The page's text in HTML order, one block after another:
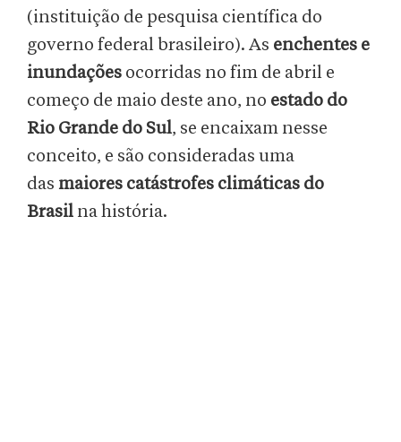
(instituição de pesquisa científica do
governo federal brasileiro). As enchentes e
inundações ocorridas no fim de abril e
começo de maio deste ano, no estado do
Rio Grande do Sul, se encaixam nesse
conceito, e são consideradas uma
das maiores catástrofes climáticas do
Brasil na história.